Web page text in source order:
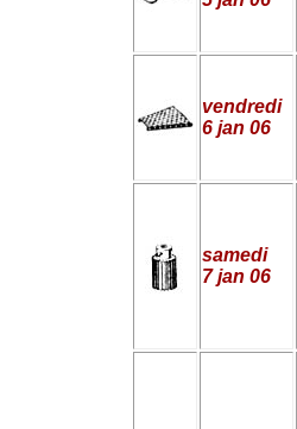
vendredi
6 jan 06
samedi
7 jan 06